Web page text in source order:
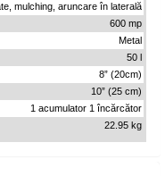
mulching, aruncare în laterală
600 mp
Metal
50 l
8” (20cm)
10” (25 cm)
1 acumulator 1 încărcător
22.95 kg